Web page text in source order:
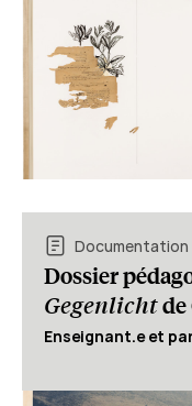
Documentation
Dossier
Gegenlicht
Enseignant.e et